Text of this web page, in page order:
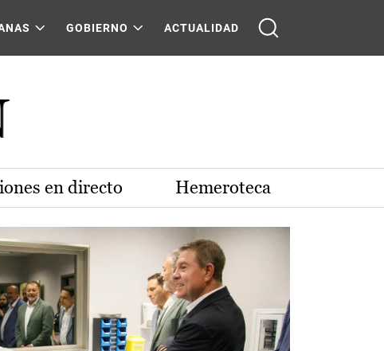
GOBIERNO ACTUALIDAD
en directo Hemeroteca